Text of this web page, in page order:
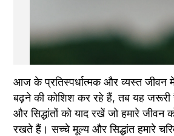
आज के प्रतिस्पर्धात्मक और व्यस्त
बढ़ने की कोशिश कर रहे हैं, तब यह जरूरी
और सिद्धांतों को याद रखें जो हमारे जीवन
रखते हैं। सच्चे मूल्य और सिद्धांत हमारे